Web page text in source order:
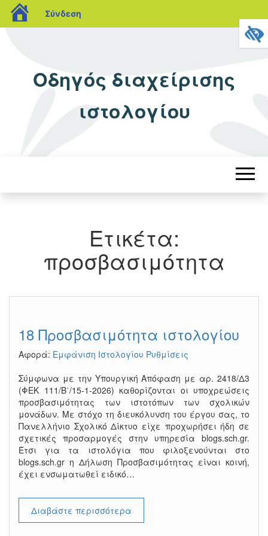
blogs.sch.gr
Σύνδεση
Οδηγός διαχείρισης
ιστολογίου
Ετικέτα:
προσβασιμότητα
18 Προσβασιμότητα ιστολογίου
Αφορά: Εμφάνιση Ιστολογίου Ρυθμίσεις
Σύμφωνα με την Υπουργική Απόφαση με αρ. 2418/Δ3
(ΦΕΚ 111/Β΄/15-1-2026) καθορίζονται οι υποχρεώσεις
προσβασιμότητας των ιστοτόπων των σχολικών
μονάδων. Με στόχο τη διευκόλυνση του έργου σας, το
Πανελλήνιο Σχολικό Δίκτυο είχε προχωρήσει ήδη σε
σχετικές προσαρμογές στην υπηρεσία blogs.sch.gr.
Έτσι για τα ιστολόγια που φιλοξενούνται στο
blogs.sch.gr η Δήλωση Προσβασιμότητας είναι κοινή,
έχει ενσωματωθεί ειδικό…
Διαβάστε περισσότερα